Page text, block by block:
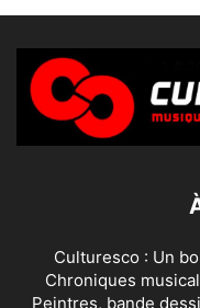
Culturesco : Un
Chroniques
Peintres, bande